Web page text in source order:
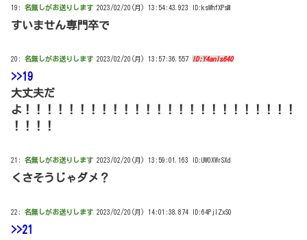
19: 名無しがお送りします 2023/02/20(月) 13:54:43.923 ID:ksWhfXPsM
すいません専門卒で
20: 名無しがお送りします 2023/02/20(月) 13:57:36.557 ID:Y4anls640
>>19
大丈夫だ
よ！！！！！！！！！！！！！！！！！！！！！！！！！
！！！！
21: 名無しがお送りします 2023/02/20(月) 13:59:01.163 ID:UW0XWrSXd
くさそうじゃダメ？
22: 名無しがお送りします 2023/02/20(月) 14:01:38.874 ID:64PjIZxS0
>>21